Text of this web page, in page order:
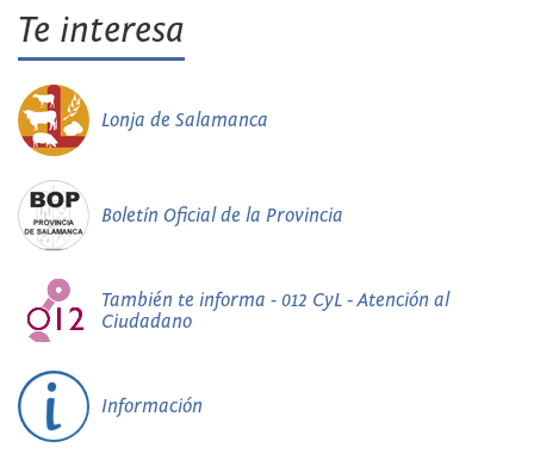
Te interesa
Lonja de Salamanca
Boletín Oficial de la Provincia
También te informa - 012 CyL - Atención al
Ciudadano
Información